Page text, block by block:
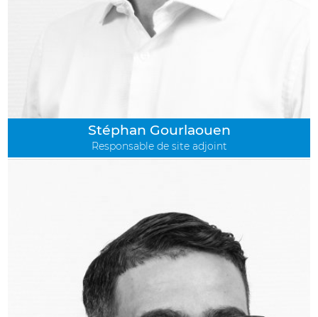
Stéphan Gourlaouen
Responsable de site adjoint